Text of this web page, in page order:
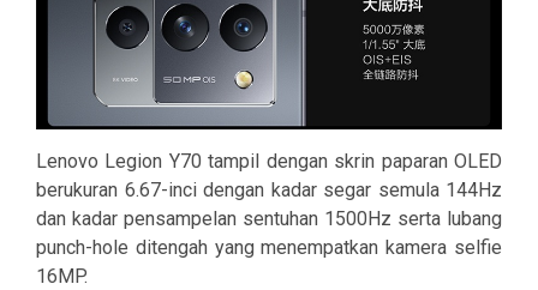
Lenovo Legion Y70 tampil dengan skrin paparan OLED
berukuran 6.67-inci dengan kadar segar semula 144Hz
dan kadar pensampelan sentuhan 1500Hz serta lubang
punch-hole ditengah yang menempatkan kamera selfie
16MP.